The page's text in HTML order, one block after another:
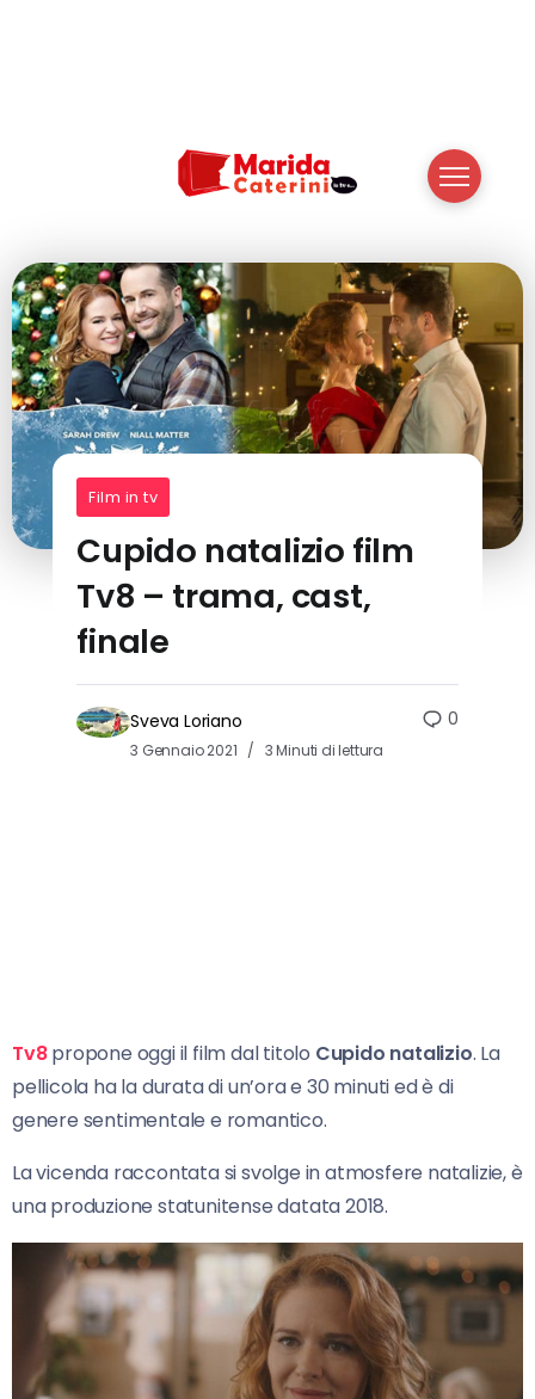
Film in tv
Cupido natalizio film
Tv8 – trama, cast,
finale
Sveva Loriano
3 Gennaio 2021 3 Minuti di lettura
0
Tv8propone oggi il film dal titolo Cupido natalizio. La
pellicola ha la durata di un’ora e 30 minuti ed è di
genere sentimentale e romantico.
La vicenda raccontata si svolge in atmosfere natalizie, è
una produzione statunitense datata 2018.